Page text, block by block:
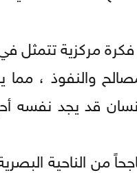
مركزية تتمثل
والنفوذ ، مما
قد يجد نفسه
من الناحية